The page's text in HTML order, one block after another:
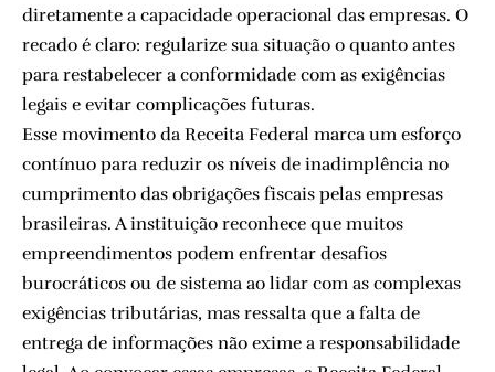
diretamente a capacidade operacional das empresas. O
recado é claro: regularize sua situação o quanto antes
para restabelecer a conformidade com as exigências
legais e evitar complicações futuras.
Esse movimento da Receita Federal marca um esforço
contínuo para reduzir os níveis de inadimplência no
cumprimento das obrigações fiscais pelas empresas
brasileiras. A instituição reconhece que muitos
empreendimentos podem enfrentar desafios
burocráticos ou de sistema ao lidar com as complexas
exigências tributárias, mas ressalta que a falta de
entrega de informações não exime a responsabilidade